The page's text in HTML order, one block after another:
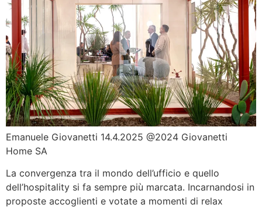
Emanuele Giovanetti 14.4.2025 @2024 Giovanetti
Home SA
La convergenza tra il mondo dell’ufficio e quello
dell’hospitality si fa sempre più marcata. Incarnandosi in
proposte accoglienti e votate a momenti di relax